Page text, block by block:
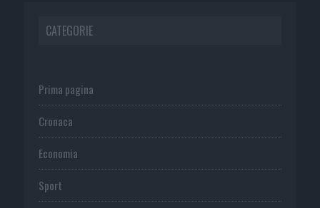
CATEGORIE
Prima pagina
Cronaca
Economia
Sport